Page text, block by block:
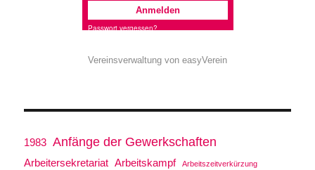
Vereinsverwaltung von easyVerein
1983 Anfänge der Gewerkschaften
Arbeitersekretariat Arbeitskampf Arbeitszeitverkürzung